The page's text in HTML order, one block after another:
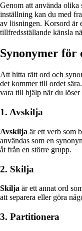
Genom att använda olika
inställning kan du med
av lösningen. Korsord är
tillfredsställande känsla
Synonymer för
Att hitta rätt ord och
det kommer till ordet
vara till hjälp när du löser
1. Avskilja
Avskilja är ett verb som
användas som en
åt från en större grupp.
2. Skilja
Skilja är ett annat ord
att separera eller göra
3. Partitionera